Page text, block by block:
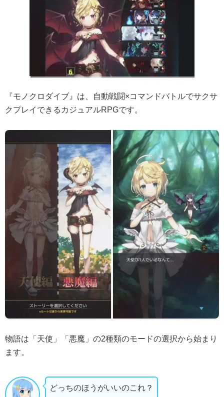
『モノクロダイブ』は、自動戦闘×コマンドバトルでサクサ
クプレイできるカジュアルRPGです。
物語は「天使」「悪魔」の2種類のモードの選択から始まり
ます。
どっちのほうがいいのこれ？